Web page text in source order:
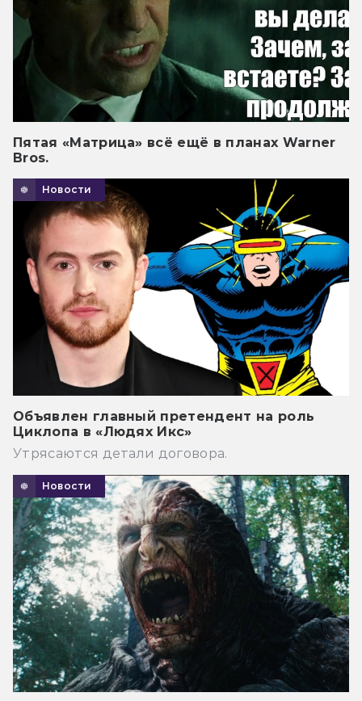
Пятая «Матрица» всё ещё в планах Warner
Bros.
Новости
Объявлен главный претендент на роль
Циклопа в «Людях Икс»
Утрясаются детали договора.
Новости